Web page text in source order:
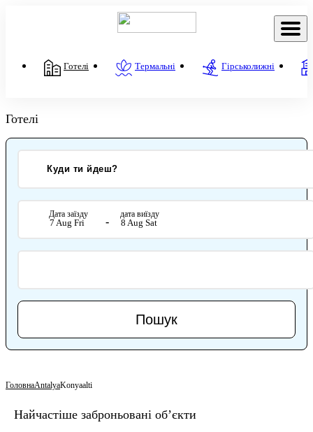
Готелі Термальні Гірськолижні
Готелі
Дата заїзду
7 Aug Fri -
дата виїзду
8 Aug Sat
Пошук
ГоловнаAntalyaKonyaalti
Найчастіше заброньовані об’єкти